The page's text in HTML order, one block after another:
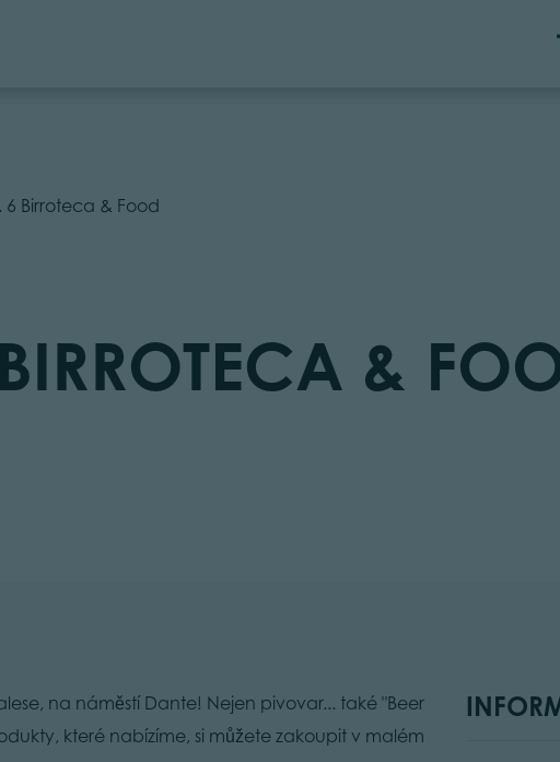
Birroteca & Food
&
na náměstí Dante! Nejen pivovar... také "Beer
které nabízíme, si můžete zakoupit v malém